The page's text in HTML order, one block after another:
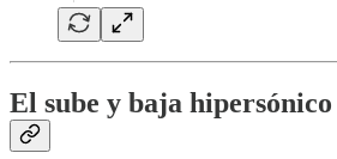
El sube y baja hipersónico